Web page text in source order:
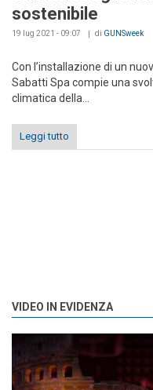
sostenibile
19 lug 2021 - 09:07 di GUNSweek
Con l’installazione di un
Sabatti Spa compie una
climatica della...
Leggi tutto
VIDEO IN EVIDENZA